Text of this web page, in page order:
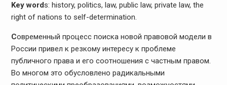
Key words: history, politics, law, public law, private law, the
right of nations to self-determination.
Современный процесс поиска новой правовой модели в
России привел к резкому интересу к проблеме
публичного права и его соотношения с частным правом.
Во многом это обусловлено радикальными